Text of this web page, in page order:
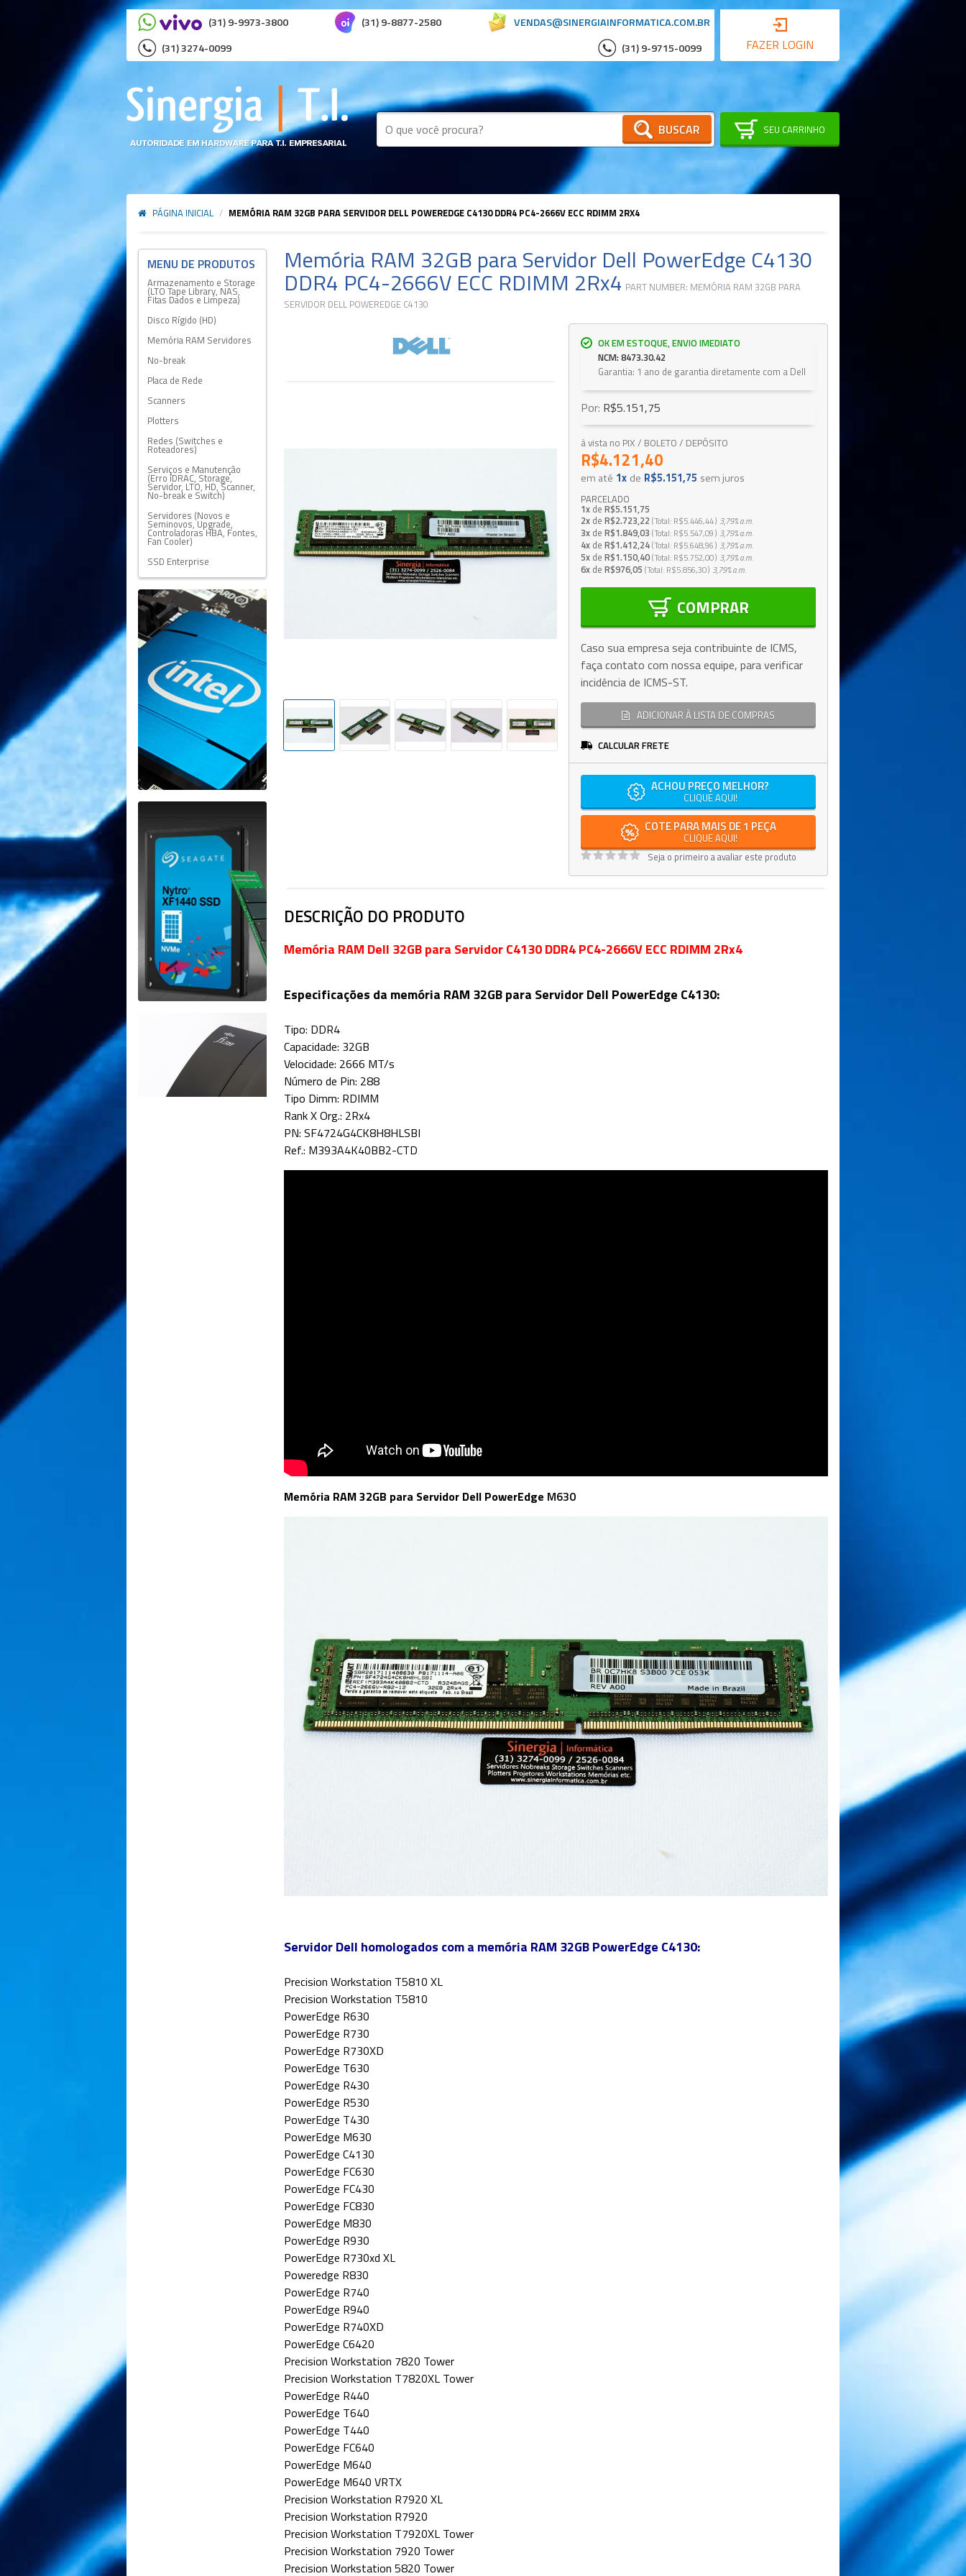
VENDAS@SINERGIAINFORMATICA.COM.BR
(31) 9-9973-3800
(31) 9-8877-2580
(31) 3274-0099
(31) 9-9715-0099 FAZER LOGIN
BUSCAR SEU CARRINHO
PÁGINA INICIAL / MEMÓRIA RAM 32GB PARA SERVIDOR DELL POWEREDGE C4130 DDR4 PC4-2666V ECC RDIMM 2RX4
Armazenamento e Storage
(LTO Tape Library, NAS,
Fitas Dados e Limpeza)
Disco Rígido (HD)
Memória RAM Servidores
No-break
Placa de Rede
Scanners
Plotters
Redes (Switches e
Roteadores)
Serviços e Manutenção
(Erro iDRAC, Storage,
Servidor, LTO, HD, Scanner,
No-break e Switch)
Servidores (Novos e
Seminovos, Upgrade,
Controladoras HBA, Fontes,
Fan Cooler)
SSD Enterprise
Memória RAM 32GB para Servidor Dell PowerEdge C4130
DDR4 PC4-2666V ECC RDIMM 2Rx4 PART NUMBER: MEMÓRIA RAM 32GB PARA
SERVIDOR DELL POWEREDGE C4130
OK EM ESTOQUE, ENVIO IMEDIATO
NCM: 8473.30.42
Garantia: 1 ano de garantia diretamente com a Dell
Por: R$5.151,75
à vista no PIX / BOLETO / DEPÓSITO
R$4.121,40
em até 1x de R$5.151,75 sem juros
PARCELADO
1x de R$5.151,75
2x de R$2.723,22 Total R$5.446,44 3,79%a.m.
3x de R$1.849,03 Total R$5.547,09 3,79%a.m.
4x de R$1.412,24 Total R$5.648,96 3,79%a.m.
5x de R$1.150,40 Total R$5.752,00 3,79%a.m.
6x de R$976,05 Total R$5.856,30 3,79%a.m.
COMPRAR
Caso sua empresa seja contribuinte de ICMS,
faça contato com nossa equipe, para verificar
incidência de ICMS-ST.
ADICIONAR À LISTA DE COMPRAS
CALCULAR FRETE
ACHOU PREÇO MELHOR?
CLIQUE AQUI!
COTE PARA MAIS DE 1 PEÇA
CLIQUE AQUI!
Seja o primeiro a avaliar este produto
DESCRIÇÃO DO PRODUTO
Memória RAM Dell 32GB para Servidor C4130 DDR4 PC4-2666V ECC RDIMM 2Rx4
Especificações da memória RAM 32GB para Servidor Dell PowerEdge C4130:
Tipo: DDR4
Capacidade: 32GB
Velocidade: 2666 MT/s
Número de Pin: 288
Tipo Dimm: RDIMM
Rank X Org.: 2Rx4
PN: SF4724G4CK8H8HLSBI
Ref.: M393A4K40BB2-CTD
Memória RAM 32GB para Servidor Dell PowerEdge M630
Servidor Dell homologados com a memória RAM 32GB PowerEdge C4130:
Precision Workstation T5810 XL
Precision Workstation T5810
PowerEdge R630
PowerEdge R730
PowerEdge R730XD
PowerEdge T630
PowerEdge R430
PowerEdge R530
PowerEdge T430
PowerEdge M630
PowerEdge C4130
PowerEdge FC630
PowerEdge FC430
PowerEdge FC830
PowerEdge M830
PowerEdge R930
PowerEdge R730xd XL
Poweredge R830
PowerEdge R740
PowerEdge R940
PowerEdge R740XD
PowerEdge C6420
Precision Workstation 7820 Tower
Precision Workstation T7820XL Tower
PowerEdge R440
PowerEdge T640
PowerEdge T440
PowerEdge FC640
PowerEdge M640
PowerEdge M640 VRTX
Precision Workstation R7920 XL
Precision Workstation R7920
Precision Workstation T7920XL Tower
Precision Workstation 7920 Tower
Precision Workstation 5820 Tower